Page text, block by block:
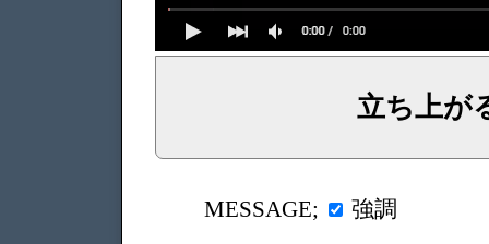
立ち上が
MESSAGE; 強調